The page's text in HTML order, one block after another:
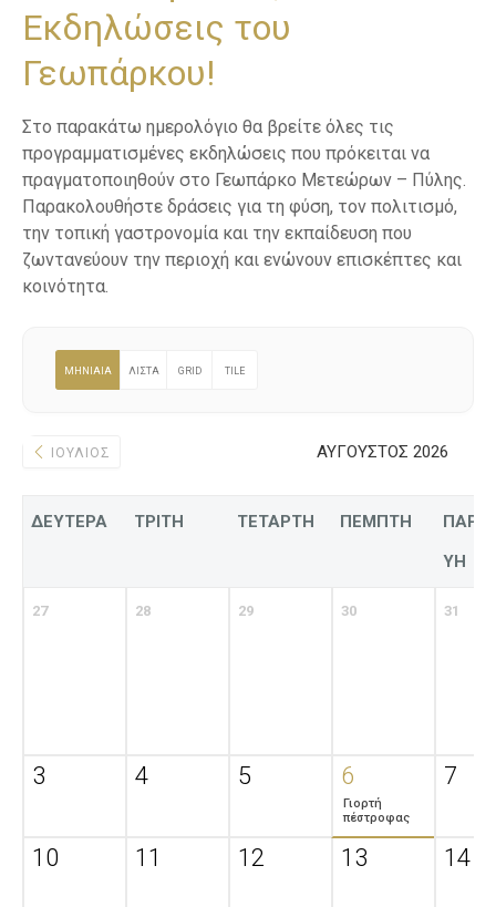
Εκδηλώσεις του
Γεωπάρκου!
Στο παρακάτω ημερολόγιο θα βρείτε όλες τις
προγραμματισμένες εκδηλώσεις που πρόκειται να
πραγματοποιηθούν στο Γεωπάρκο Μετεώρων – Πύλης.
Παρακολουθήστε δράσεις για τη φύση, τον πολιτισμό,
την τοπική γαστρονομία και την εκπαίδευση που
ζωντανεύουν την περιοχή και ενώνουν επισκέπτες και
κοινότητα.
ΜΗΝΙΑΙΑ ΛΊΣΤΑ GRID TILE
ΙΟΎΛΙΟΣ ΑΎΓΟΥΣΤΟΣ 2026
ΔΕΥΤΕΡΑ ΤΡΙΤΗ ΤΕΤΑΡΤΗ ΠΕΜΠΤΗ
ΥΗ
27 28 29 30 31
3 4 5 6
Γιορτή
πέστροφας
7
10 11 12 13 14